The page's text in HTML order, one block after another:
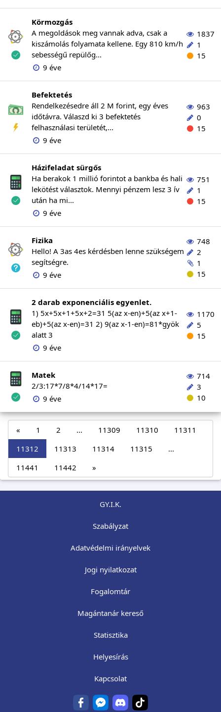
Körmozgás
A megoldások meg vannak adva, csak a
kiszámolás folyamata kellene. Egy 810 km/h
sebességű repülőg...
9 éve
1837
1
15
Befektetés
Rendelkezésedre áll 2 M forint, egy éves
időtávra. Válaszd ki 3 befektetés
felhasználasi területét,...
9 éve
963
0
15
Házifeladat sürgős
Ha berakok 1 millió forintot a bankba és hali
lekötést választok. Mennyi pénzem lesz 3 ív
után ha mi...
9 éve
751
1
15
Fizika
Hello! A 3as 4es kérdésben lenne szükségem
segítségre.
9 éve
748
2
1
15
2 darab exponenciális egyenlet.
1) 5x+5x+1+5x+2=31 5(az x-en)+5(az x+1-
eb)+5(az x-en)=31 2) 9(az x-1-en)=81*gyök
alatt 3
9 éve
1170
5
15
Matek
2/3:17*7/8*4/14*17=
9 éve
714
3
10
« 1 2 ... 11309 11310
11311
11312
11313 11314 11315
...
11441
11442 »
GY.I.K.
Szabályzat
Adatvédelmi irányelvek
Jogi nyilatkozat
Fogalomtár
Magántanár kereső
Statisztika
Helyesírás
Kapcsolat